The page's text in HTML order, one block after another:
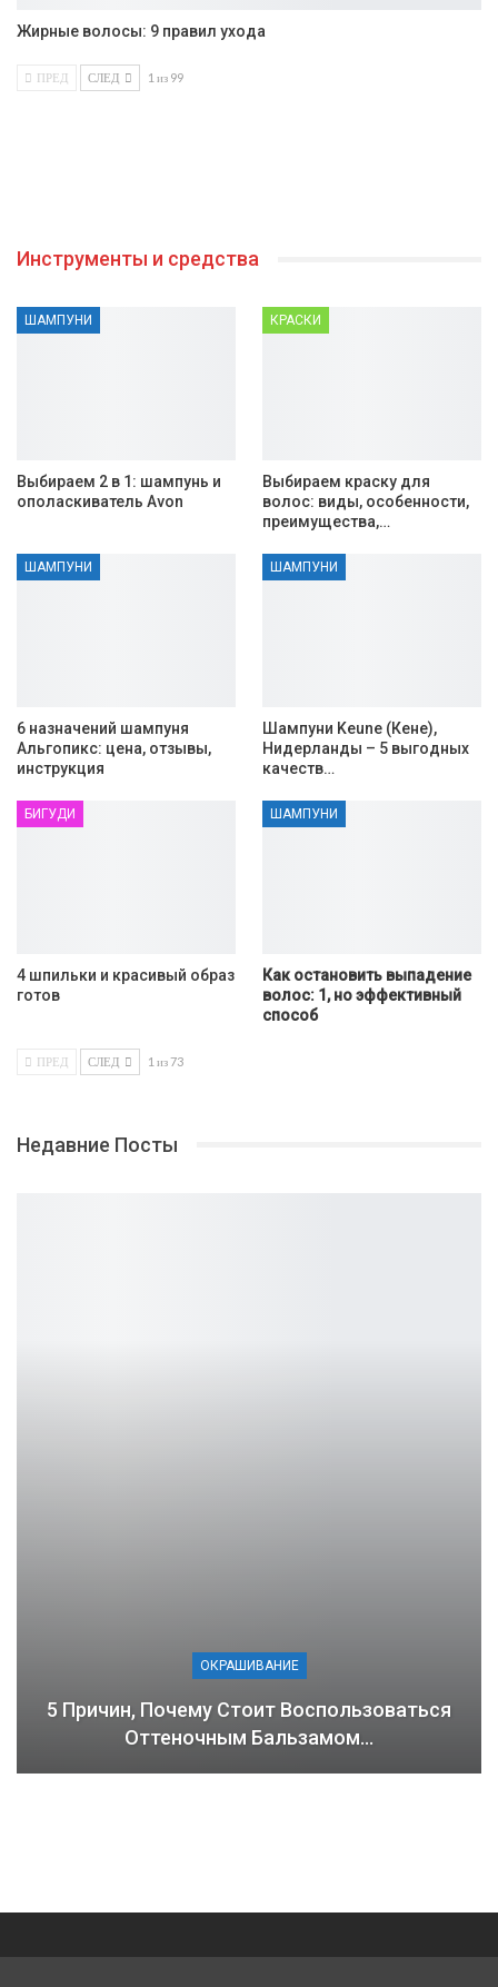
Жирные волосы: 9 правил ухода
ПРЕД СЛЕД 1 из 99
Инструменты и средства
ШАМПУНИ
Выбираем 2 в 1: шампунь и
ополаскиватель Avon
КРАСКИ
Выбираем краску для
волос: виды, особенности,
преимущества,…
ШАМПУНИ
6 назначений шампуня
Альгопикс: цена, отзывы,
инструкция
ШАМПУНИ
Шампуни Keune (Кене),
Нидерланды – 5 выгодных
качеств…
БИГУДИ
4 шпильки и красивый образ
готов
ШАМПУНИ
Как остановить выпадение
волос: 1, но эффективный
способ
ПРЕД СЛЕД 1 из 73
Недавние Посты
ОКРАШИВАНИЕ
5 Причин, Почему Стоит Воспользоваться
Оттеночным Бальзамом…